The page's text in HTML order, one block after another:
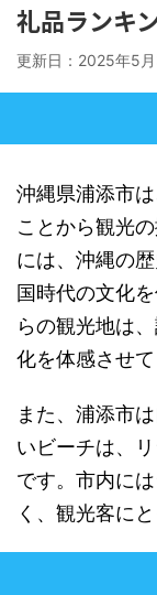
礼品ランキ
更新日： 2025年5
沖縄県浦添市
ことから観光
には、沖縄の
国時代の文化
らの観光地は
化を体感させて
また、浦添市
いビーチは、
です。市内に
く、観光客に